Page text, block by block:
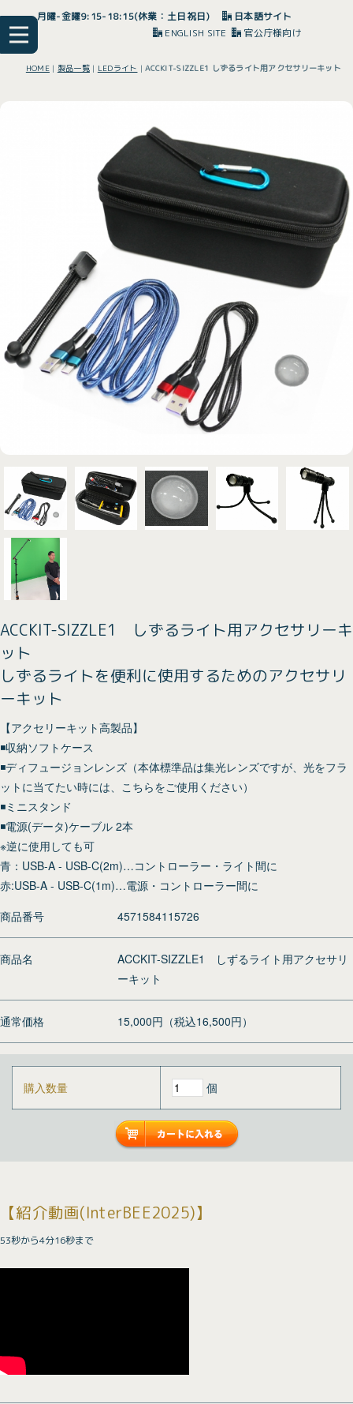
月曜-金曜9:15-18:15(休業：土日祝日)
日本語サイト
ENGLISH SITE
官公庁様向け
HOME| 製品一覧| LEDライト |ACCKIT-SIZZLE1 しずるライト用アクセサリーキット
ACCKIT-SIZZLE1 しずるライト用アクセサリーキ
ット
しずるライトを便利に使用するためのアクセサリ
ーキット
【アクセリーキット高製品】
◾️収納ソフトケース
◾️ディフュージョンレンズ（本体標準品は集光レンズですが、光をフラ
ットに当てたい時には、こちらをご使用ください）
◾️ミニスタンド
◾️電源(データ)ケーブル 2本
※逆に使用しても可
青：USB-A - USB-C(2m)…コントローラー・ライト間に
赤:USB-A - USB-C(1m)…電源・コントローラー間に
商品番号
4571584115726
商品名
ACCKIT-SIZZLE1 しずるライト用アクセサリ
ーキット
通常価格 15,000円（税込16,500円）
購入数量 個
【紹介動画(InterBEE2025)】
53秒から4分16秒まで